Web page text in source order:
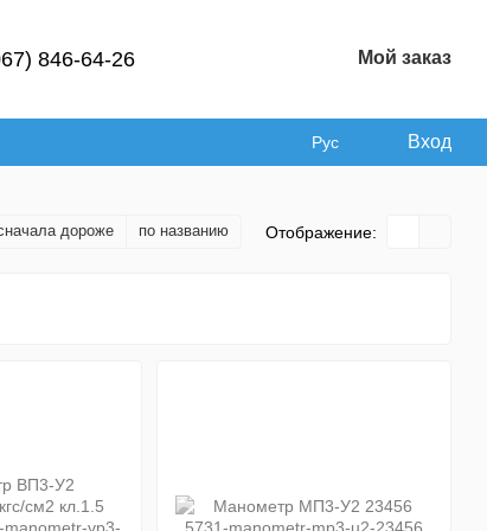
846-64-26 Мой заказ
Рус Вход
дороже по названию Отображение: